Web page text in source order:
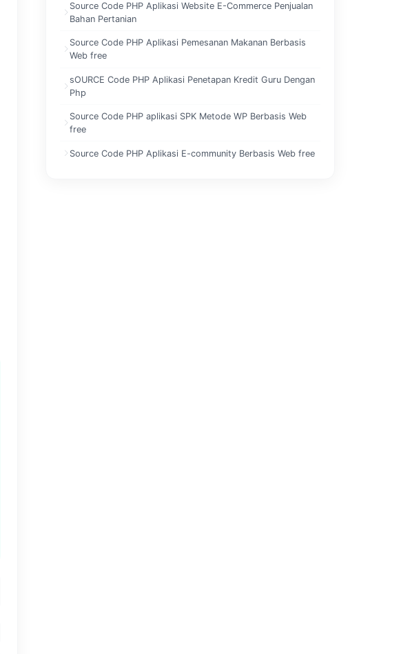
Source Code PHP Aplikasi Website E-Commerce Penjualan
Bahan Pertanian
Source Code PHP Aplikasi Pemesanan Makanan Berbasis
Web free
sOURCE Code PHP Aplikasi Penetapan Kredit Guru Dengan
Php
Source Code PHP aplikasi SPK Metode WP Berbasis Web
free
Source Code PHP Aplikasi E-community Berbasis Web free